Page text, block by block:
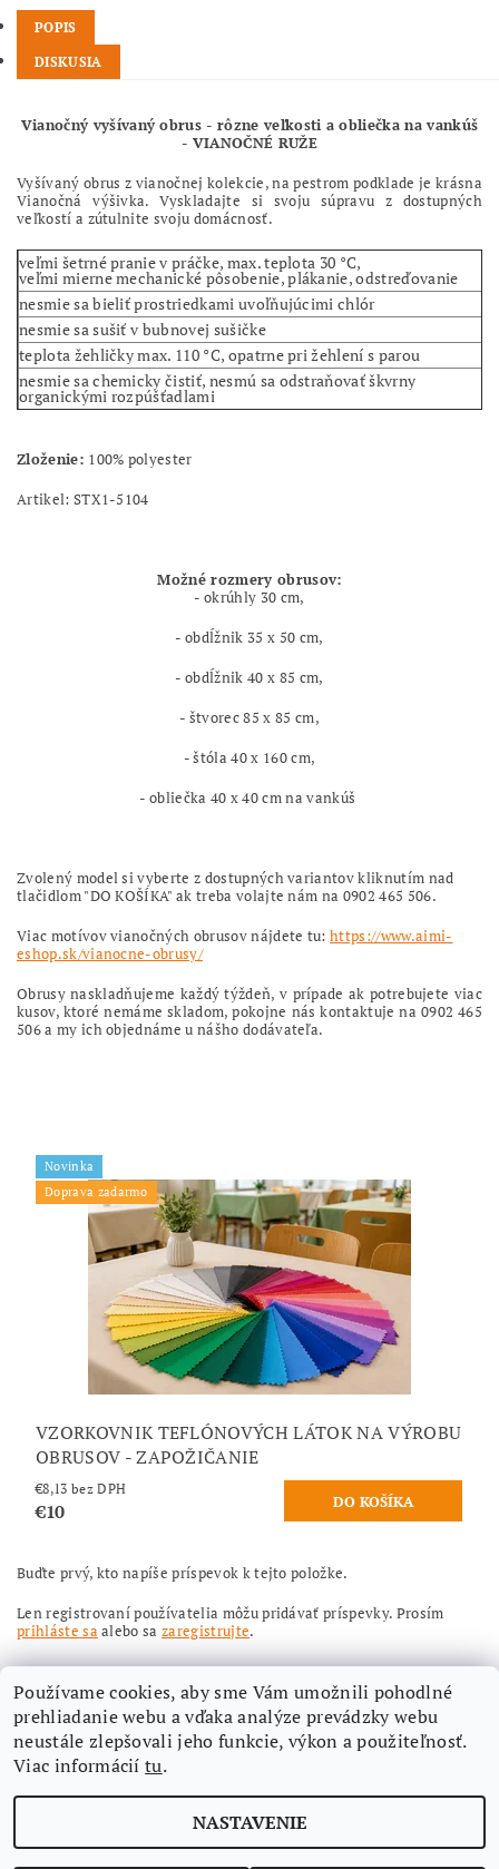
POPIS
DISKUSIA
Vianočný vyšívaný obrus - rôzne veľkosti a obliečka na vankúš
- VIANOČNÉ RUŽE
Vyšívaný obrus z vianočnej kolekcie, na pestrom podklade je krásna
Vianočná výšivka. Vyskladajte si svoju súpravu z dostupných
veľkostí a zútulnite svoju domácnosť.
veľmi šetrné pranie v práčke, max. teplota 30 °C,
veľmi mierne mechanické pôsobenie, plákanie, odstreďovanie
nesmie sa bieliť prostriedkami uvoľňujúcimi chlór
nesmie sa sušiť v bubnovej sušičke
teplota žehličky max. 110 °C, opatrne pri žehlení s parou
nesmie sa chemicky čistiť, nesmú sa odstraňovať škvrny
organickými rozpúšťadlami
Zloženie: 100% polyester
Artikel: STX1-5104
Možné rozmery obrusov:
- okrúhly 30 cm,
- obdĺžnik 35 x 50 cm,
- obdĺžnik 40 x 85 cm,
- štvorec 85 x 85 cm,
- štóla 40 x 160 cm,
- obliečka 40 x 40 cm na vankúš
Zvolený model si vyberte z dostupných variantov kliknutím nad
tlačidlom "DO KOŠÍKA" ak treba volajte nám na 0902 465 506.
Viac motívov vianočných obrusov nájdete tu:https://www.aimi-
eshop.sk/vianocne-obrusy/
Obrusy naskladňujeme každý týždeň, v prípade ak potrebujete viac
kusov, ktoré nemáme skladom, pokojne nás kontaktuje na 0902 465
506 a my ich objednáme u nášho dodávateľa.
Novinka
Doprava zadarmo
VZORKOVNIK TEFLÓNOVÝCH LÁTOK NA VÝROBU
OBRUSOV - ZAPOŽIČANIE
€8,13 bez DPH
€10
Buďte prvý, kto napíše príspevok k tejto položke.
Len registrovaní používatelia môžu pridávať príspevky. Prosím
prihláste saalebo sazaregistrujte.
Nájdete nás aj na Facebooku
2026 ©Aimi-eshop, všetky práva vyhradenéUpraviť nastavenie cookies
Používame cookies, aby sme Vám umožnili pohodlné
prehliadanie webu a vďaka analýze prevádzky webu
neustále zlepšovali jeho funkcie, výkon a použiteľnosť.
Viac informáciítu.
NASTAVENIE